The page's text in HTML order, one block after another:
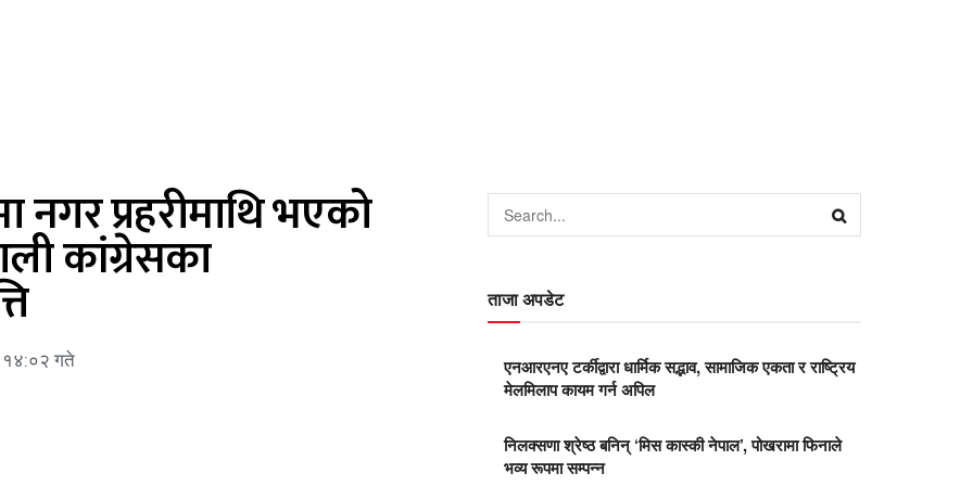
नगर प्रहरीमाथि भएको
कांग्रेसका
१४:०२ गते
ताजा अपडेट
एनआरएनए टर्कीद्वारा धार्मिक सद्भाव, सामाजिक एकता र राष्ट्रिय
मेलमिलाप कायम गर्न अपिल
निलक्सणा श्रेष्ठ बनिन् ‘मिस कास्की नेपाल’, पोखरामा फिनाले
भव्य रूपमा सम्पन्न